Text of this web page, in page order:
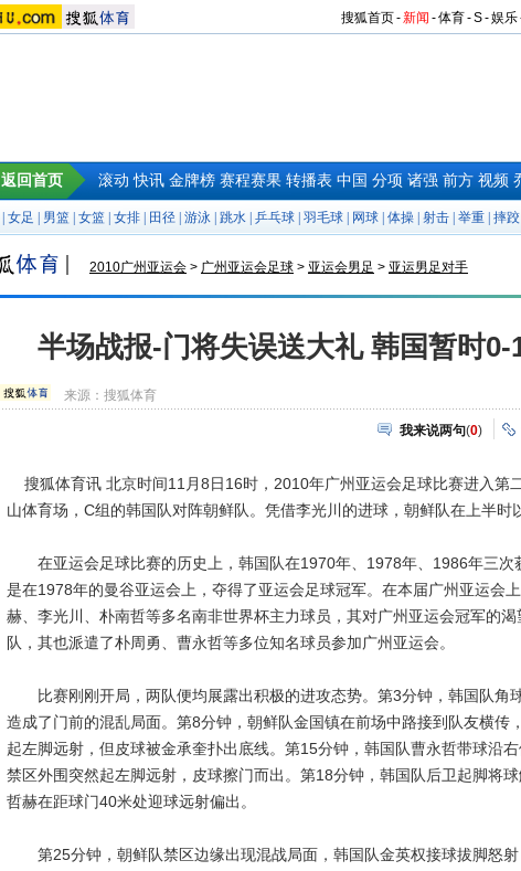
搜狐首页-新闻 -体育-S-娱乐
返回首页 滚动 快讯 金牌榜 赛程赛果 转播表 中国 分项 诸强 前方 视频
女足 男篮 女篮 女排 田径 游泳 跳水 乒乓球 羽毛球 网球 体操 射击 举重 摔跤
2010广州亚运会 > 广州亚运会足球 > 亚运会男足 > 亚运男足对手
半场战报-门将失误送大礼 韩国暂时0-
来源：搜狐体育
我来说两句(0)
搜狐体育讯 北京时间11月8日16时，2010年广州亚运会足球比赛进入第
山体育场，C组的韩国队对阵朝鲜队。凭借李光川的进球，朝鲜队在上半时
在亚运会足球比赛的历史上，韩国队在1970年、1978年、1986年三次
是在1978年的曼谷亚运会上，夺得了亚运会足球冠军。在本届广州亚运会
赫、李光川、朴南哲等多名南非世界杯主力球员，其对广州亚运会冠军的
队，其也派遣了朴周勇、曹永哲等多位知名球员参加广州亚运会。
比赛刚刚开局，两队便均展露出积极的进攻态势。第3分钟，韩国队角
造成了门前的混乱局面。第8分钟，朝鲜队金国镇在前场中路接到队友横传
起左脚远射，但皮球被金承奎扑出底线。第15分钟，韩国队曹永哲带球沿
禁区外围突然起左脚远射，皮球擦门而出。第18分钟，韩国队后卫起脚将
哲赫在距球门40米处迎球远射偏出。
第25分钟，朝鲜队禁区边缘出现混战局面，韩国队金英权接球拔脚怒射